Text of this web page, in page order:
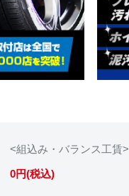
<組込み・バランス工賃>
0円(税込)